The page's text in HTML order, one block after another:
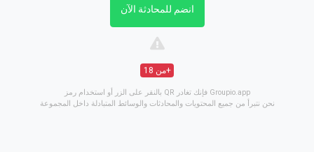
انضم للمحادثة الآن
من 18+
بالنقر على الزر أو استخدام رمز QR فإنك تغادر Groupio.app
نحن نتبرأ من جميع المحتويات والمحادثات والوسائط المتبادلة داخل المجموعة